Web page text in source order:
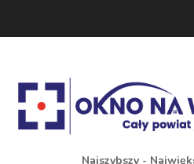
Najszybszy -